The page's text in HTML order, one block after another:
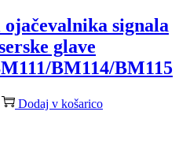
signala
glave
BM114/BM115
Dodaj v košarico